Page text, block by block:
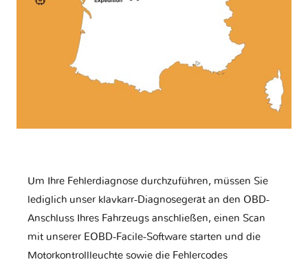
Um Ihre Fehlerdiagnose durchzuführen, müssen Sie
lediglich unser klavkarr-Diagnosegerät an den OBD-
Anschluss Ihres Fahrzeugs anschließen, einen Scan
mit unserer EOBD-Facile-Software starten und die
Motorkontrollleuchte sowie die Fehlercodes